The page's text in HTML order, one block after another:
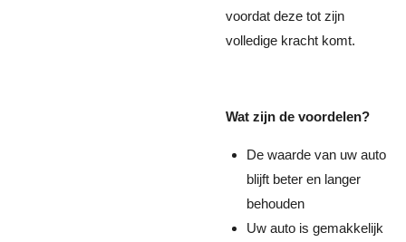
voordat deze tot zijn
volledige kracht komt.
Wat zijn de voordelen?
De waarde van uw auto
blijft beter en langer
behouden
Uw auto is gemakkelijk